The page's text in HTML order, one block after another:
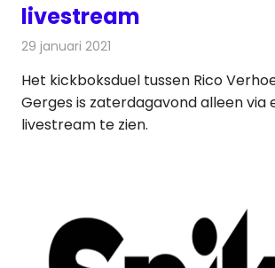
livestream
29 januari 2021
Het kickboksduel tussen Rico
Gerges is zaterdagavond alleen via
livestream te zien.